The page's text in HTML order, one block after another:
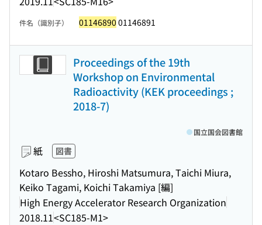
件名（識別子） 01146890 01146891
Proceedings of the 19th
Workshop on Environmental
Radioactivity (KEK proceedings ;
2018-7)
紙 図書
Kotaro Bessho, Hiroshi Matsumura, Taichi Miura,
Keiko Tagami, Koichi Takamiya [編]
High Energy Accelerator Research Organization
2018.11<SC185-M1>
国立国会図書館